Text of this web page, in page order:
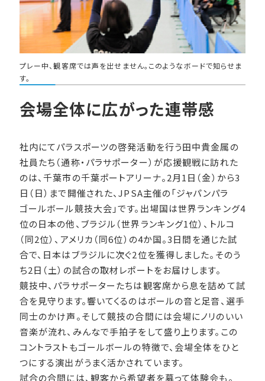
プレー中、観客席では声を出せません。このようなボードで知らせま
す。
会場全体に広がった連帯感
社内にてパラスポーツの啓発活動を行う田中貴金属の
社員たち（通称・パラサポーター）が応援観戦に訪れた
のは、千葉市の千葉ポートアリーナ。2月1日（金）から3
日（日）まで開催された、JPSA主催の「ジャパンパラ
ゴールボール競技大会」です。出場国は世界ランキング4
位の日本の他、ブラジル（世界ランキング1位）、トルコ
（同2位）、アメリカ（同6位）の4か国。3日間を通じた試
合で、日本はブラジルに次ぐ2位を獲得しました。そのう
ち2日（土）の試合の取材レポートをお届けします。
競技中、パラサポーターたちは観客席から息を詰めて試
合を見守ります。響いてくるのはボールの音と足音、選手
同士のかけ声。そして競技の合間には会場にノリのいい
音楽が流れ、みんなで手拍子をして盛り上ります。この
コントラストもゴールボールの特徴で、会場全体をひと
つにする演出がうまく活かされています。
試合の合間には、観客から希望者を募って体験会も。